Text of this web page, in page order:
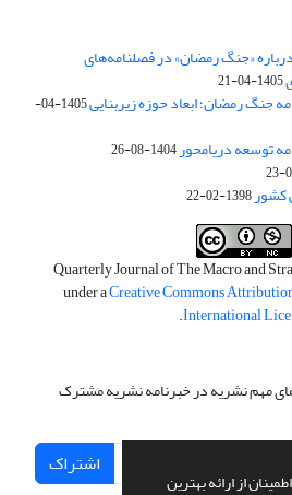
از ارائه بهترین
«جنگ رمضان» در فصلنامه‌های
1405-04-21
جنگ رمضان؛ ابعاد حوزه زیربنایی
1405-04-
توسعه دریامحور1404-08-26
کشور1398-02-22
Quarterly Journal of The Macro and
under aCreative Commons
International
.
های مهم نشریه در خبرنامه نشریه مشترک
اشتراک